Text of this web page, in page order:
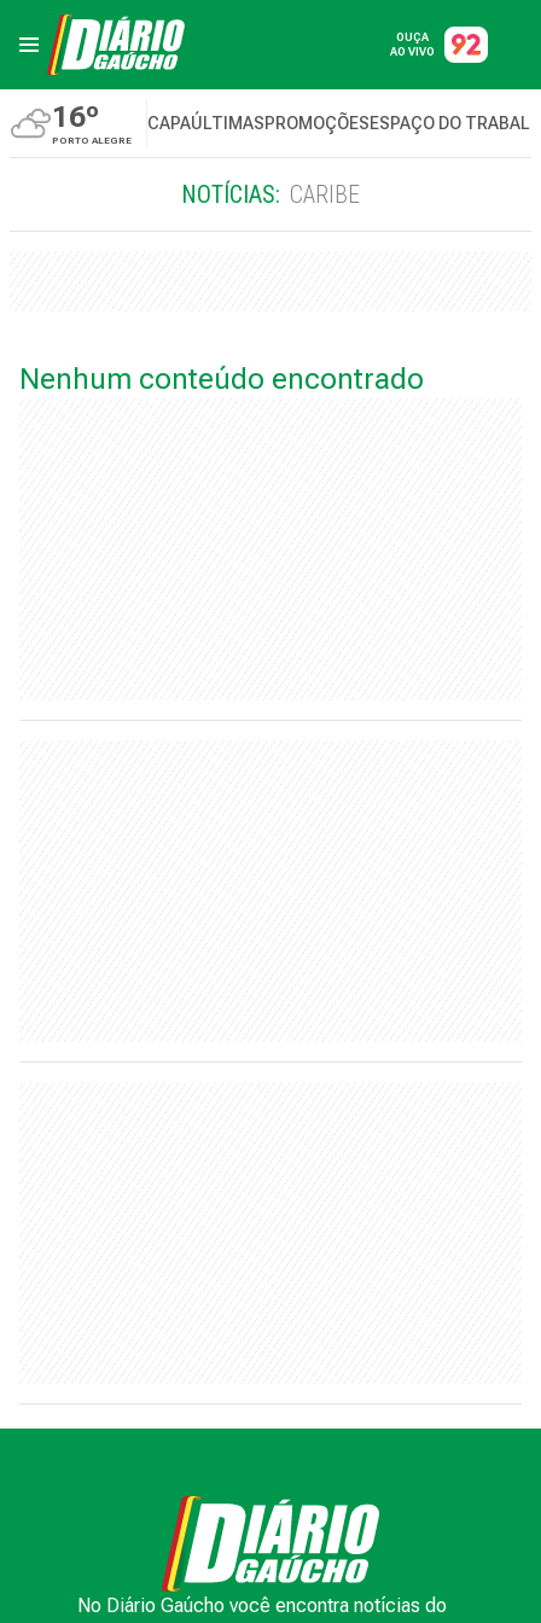
OUÇA
AO VIVO
16º
PORTO ALEGRE
CAPAÚLTIMASPROMOÇÕESESPAÇO DO
NOTÍCIAS: CARIBE
Nenhum conteúdo encontrado
No Diário Gaúcho você encontra notícias do